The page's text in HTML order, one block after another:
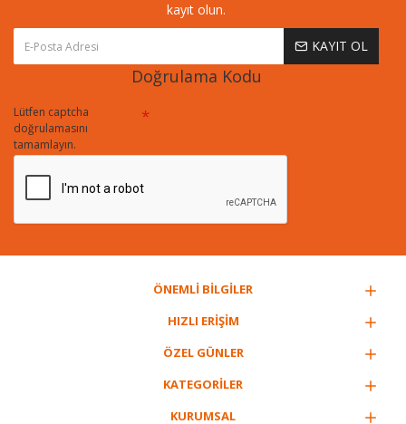
kayıt olun.
KAYIT OL
Doğrulama Kodu
Lütfen captcha
doğrulamasını
tamamlayın.
ÖNEMLİ BİLGİLER
HIZLI ERİŞİM
ÖZEL GÜNLER
KATEGORİLER
KURUMSAL